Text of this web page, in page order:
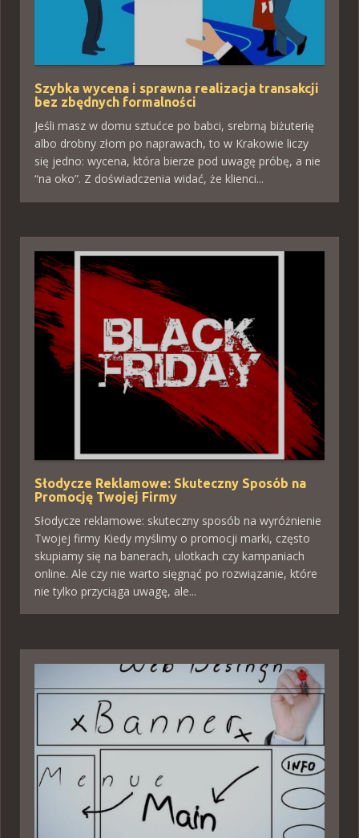
Szybka wycena i sprawna realizacja transakcji
bez zbędnych formalności
Jeśli masz w domu sztućce po babci, srebrną biżuterię
albo drobny złom po naprawach, to w Krakowie liczy
się jedno: wycena, która bierze pod uwagę próbę, a nie
“na oko”. Z doświadczenia widać, że klienci...
Słodycze Reklamowe: Skuteczny Sposób na
Promocję Twojej Firmy
Słodycze reklamowe: skuteczny sposób na wyróżnienie
Twojej firmy Kiedy myślimy o promocji marki, często
skupiamy się na banerach, ulotkach czy kampaniach
online. Ale czy nie warto sięgnąć po rozwiązanie, które
nie tylko przyciąga uwagę, ale...